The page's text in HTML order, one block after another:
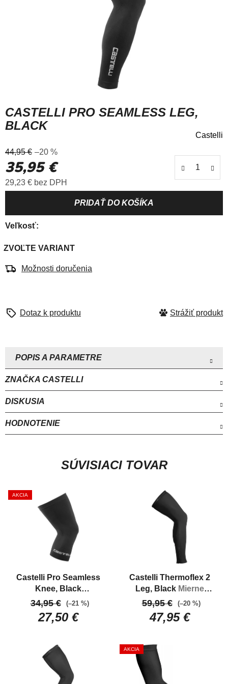
CASTELLI PRO SEAMLESS LEG,
BLACK
hodnotenie
produktu
0,0
hviezdičiek.
Castelli
Veľkosť
ZVOĽTE VARIANT
Možnosti doručenia
44,95 € –20 %
35,95 €
29,23 € bez DPH
Strážiť
ZNAČKA CASTELLI
DISKUSIA
HODNOTENIE
SÚVISIACI TOVAR
AKCIA
Castelli Pro Seamless
Knee, Black
Komfortné, bezšvové
návleky na kolená
27,50 €
34,95 € (–21 %)
Castelli Thermoflex 2
Leg, Black Mierne
zateplené návleky na
nohy
47,95 €
59,95 € (–20 %)
AKCIA